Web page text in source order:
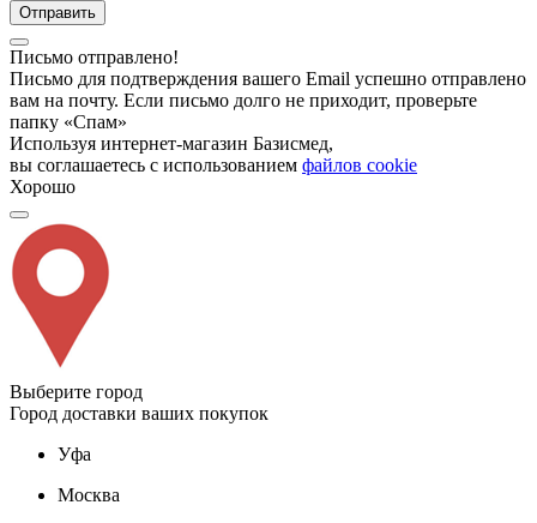
Отправить
Письмо отправлено!
Письмо для подтверждения вашего Email успешно отправлено
вам на почту. Если письмо долго не приходит, проверьте
папку «Спам»
Используя интернет-магазин Базисмед,
вы соглашаетесь с использованием файлов cookie
Хорошо
Выберите город
Город доставки ваших покупок
Уфа
Москва